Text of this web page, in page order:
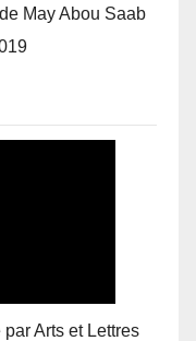
May Abou Saab
Arts et Lettres